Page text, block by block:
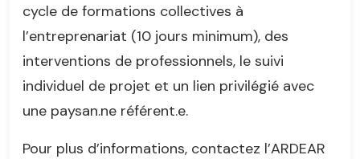
cycle de formations collectives à
l’entreprenariat (10 jours minimum), des
interventions de professionnels, le suivi
individuel de projet et un lien privilégié avec
une paysan.ne référent.e.
Pour plus d’informations, contactez l’ARDEAR